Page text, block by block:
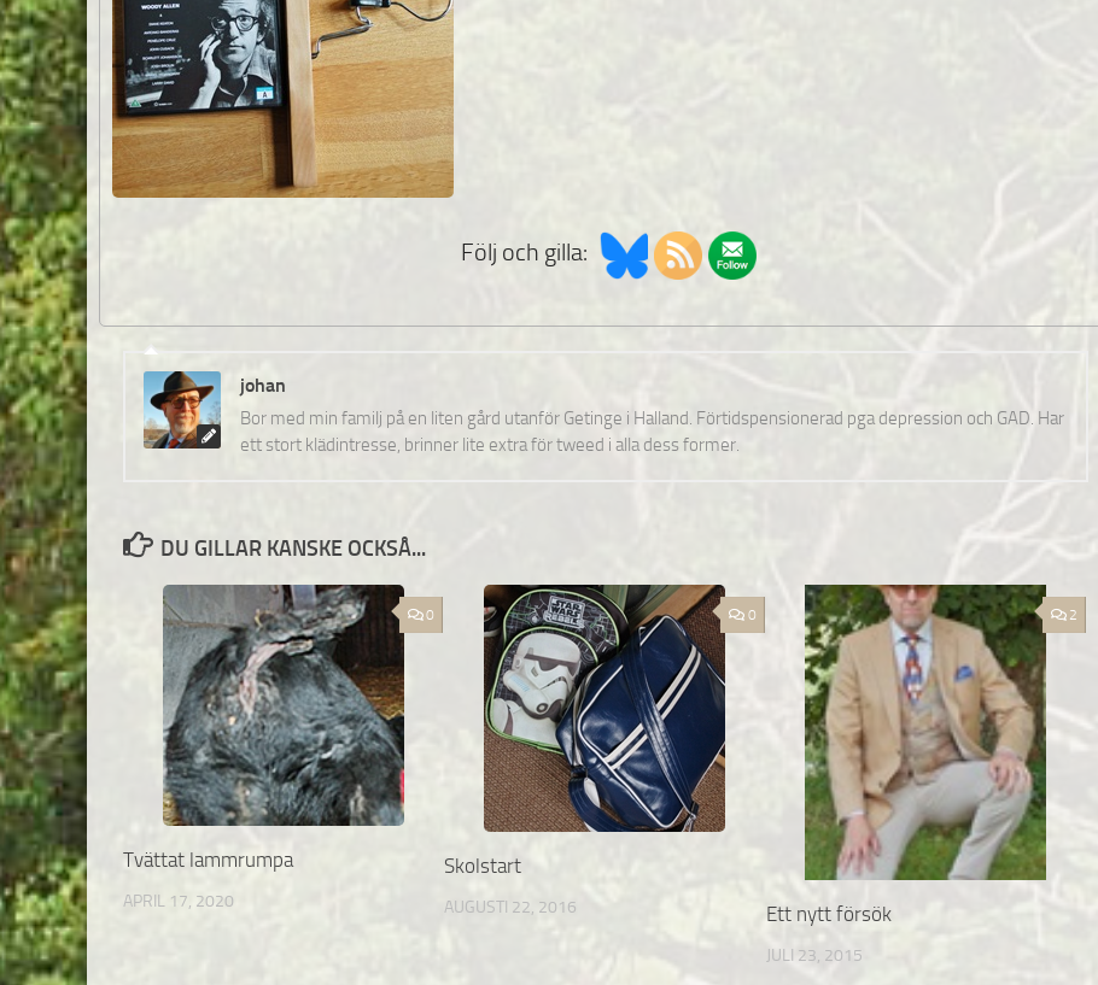
Följ och gilla:
johan
Bor med min familj på en liten gård utanför Getinge i Halland. Förtidspensionerad pga depression och GAD. Har
ett stort klädintresse, brinner lite extra för tweed i alla dess former.
DU GILLAR KANSKE OCKSÅ...
0
Tvättat lammrumpa
APRIL 17, 2020
0
Skolstart
AUGUSTI 22, 2016
2
Ett nytt försök
JULI 23, 2015